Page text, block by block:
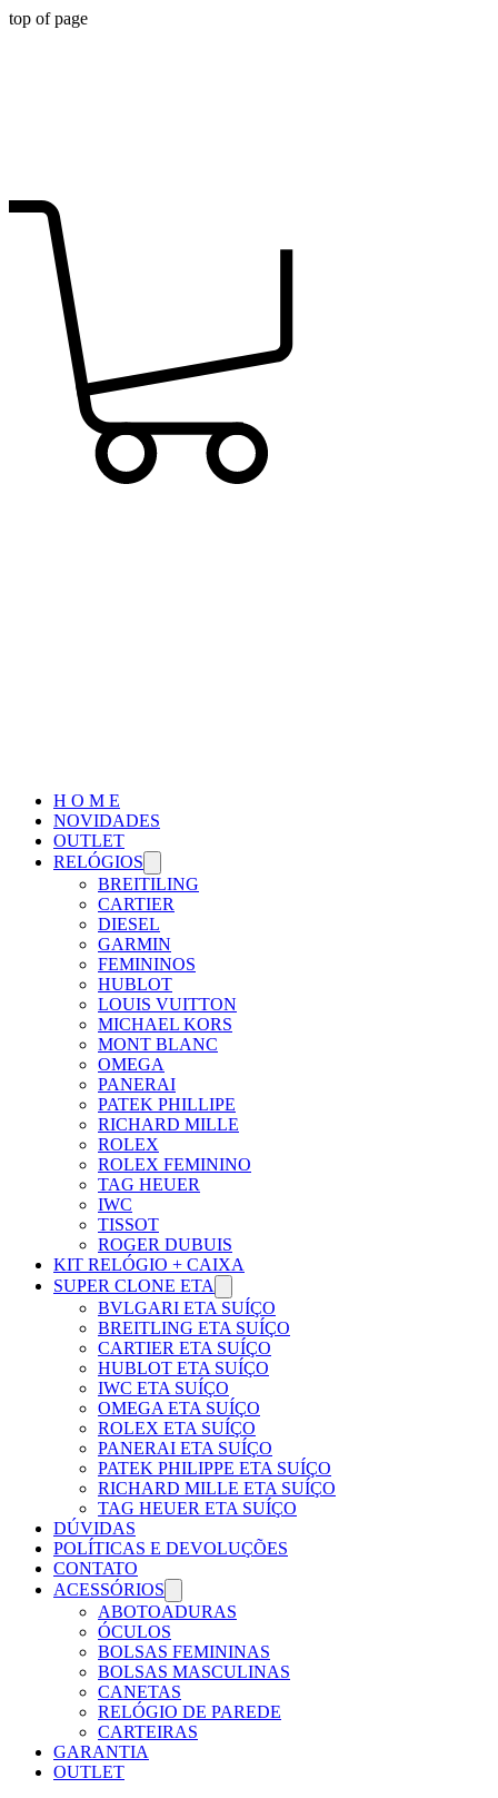
top of page
H O M E
NOVIDADES
OUTLET
RELÓGIOS
BREITILING
CARTIER
DIESEL
GARMIN
FEMININOS
HUBLOT
LOUIS VUITTON
MICHAEL KORS
MONT BLANC
OMEGA
PANERAI
PATEK PHILLIPE
RICHARD MILLE
ROLEX
ROLEX FEMININO
TAG HEUER
IWC
TISSOT
ROGER DUBUIS
KIT RELÓGIO + CAIXA
SUPER CLONE ETA
BVLGARI ETA SUÍÇO
BREITLING ETA SUÍÇO
CARTIER ETA SUÍÇO
HUBLOT ETA SUÍÇO
IWC ETA SUÍÇO
OMEGA ETA SUÍÇO
ROLEX ETA SUÍÇO
PANERAI ETA SUÍÇO
PATEK PHILIPPE ETA SUÍÇO
RICHARD MILLE ETA SUÍÇO
TAG HEUER ETA SUÍÇO
DÚVIDAS
POLÍTICAS E DEVOLUÇÕES
CONTATO
ACESSÓRIOS
ABOTOADURAS
ÓCULOS
BOLSAS FEMININAS
BOLSAS MASCULINAS
CANETAS
RELÓGIO DE PAREDE
CARTEIRAS
GARANTIA
OUTLET